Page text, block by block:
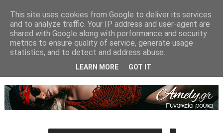
This site uses cookies from Google to deliver its services
and to analyze traffic. Your IP address and user-agent are
shared with Google along with performance and security
metrics to ensure quality of service, generate usage
statistics, and to detect and address abuse.
LEARN MORE GOT IT